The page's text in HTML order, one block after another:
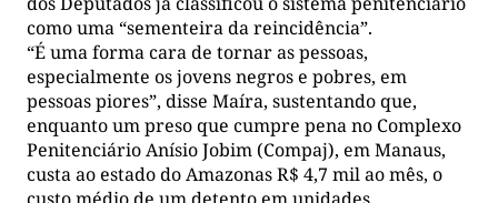
como uma “sementeira da reincidência”.
“É uma forma cara de tornar as pessoas,
especialmente os jovens negros e pobres, em
pessoas piores”, disse Maíra, sustentando que,
enquanto um preso que cumpre pena no Complexo
Penitenciário Anísio Jobim (Compaj), em Manaus,
custa ao estado do Amazonas R$ 4,7 mil ao mês, o